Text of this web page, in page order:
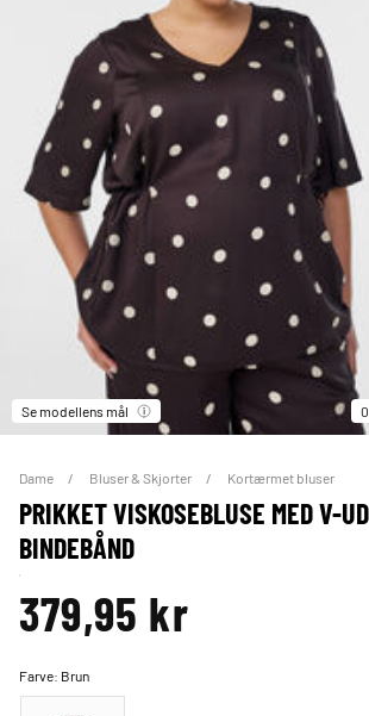
Se modellens mål
Dame Bluser & Skjorter Kortærmet bluser
PRIKKET VISKOSEBLUSE MED V-
BINDEBÅND
379,95 kr
Farve: Brun